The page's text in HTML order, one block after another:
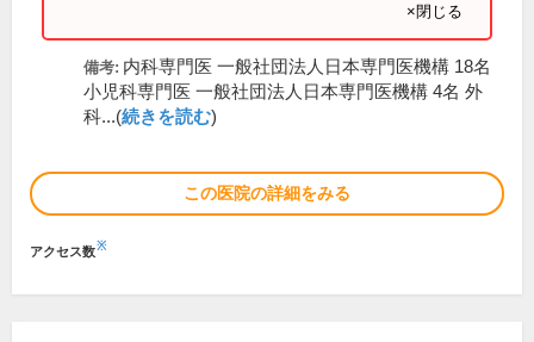
×閉じる
備考: 内科専門医 一般社団法人日本専門医機構 18名
小児科専門医 一般社団法人日本専門医機構 4名 外
科...(続きを読む)
この医院の詳細をみる
アクセス数※